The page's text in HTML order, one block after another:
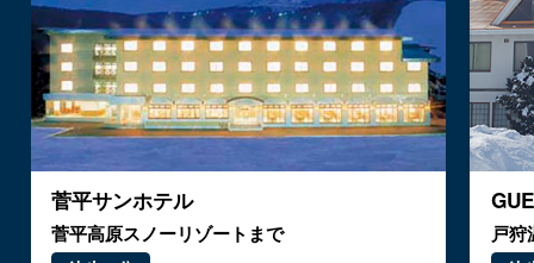
菅平サンホテル
菅平高原スノーリゾートまで
戸狩